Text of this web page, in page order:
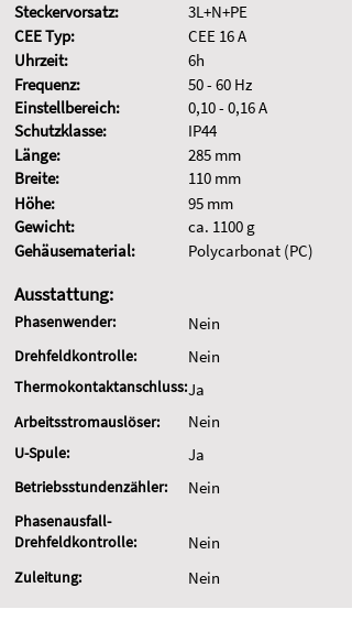
Steckervorsatz:
CEE Typ:
Uhrzeit:
Frequenz:
Einstellbereich:
Schutzklasse:
Länge:
Breite:
Höhe:
Gewicht:
Gehäusematerial:
3L+N+PE
CEE 16 A
6h
50 - 60 Hz
0,10 - 0,16 A
IP44
285 mm
110 mm
95 mm
ca. 1100 g
Polycarbonat (PC)
Ausstattung:
Phasenwender: Nein
Drehfeldkontrolle: Nein
Thermokontaktanschluss:Ja
Arbeitsstromauslöser:
U-Spule:
Nein
Ja
Betriebsstundenzähler: Nein
Phasenausfall-
Drehfeldkontrolle:
Nein
Zuleitung: Nein